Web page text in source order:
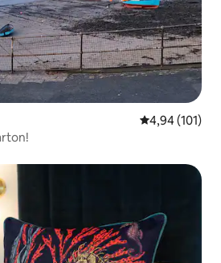
Átlagos
4,94 (101)